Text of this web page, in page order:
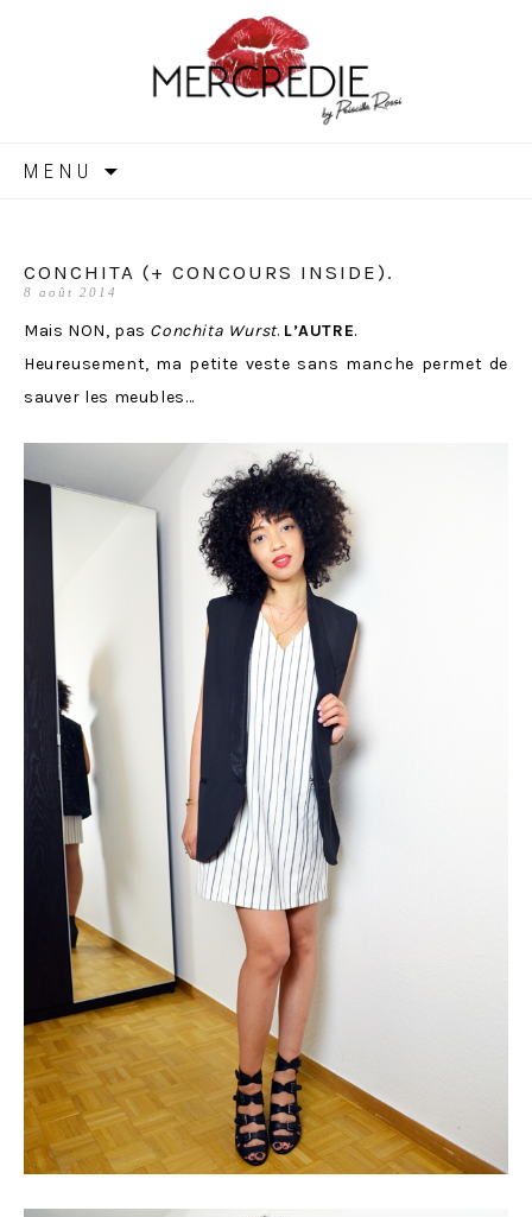
MERCREDIE
MENU
CONCHITA (+ CONCOURS INSIDE).
8 août 2014
Mais NON, pas Conchita Wurst. L’AUTRE.
Heureusement, ma petite veste sans manche permet de
sauver les meubles…